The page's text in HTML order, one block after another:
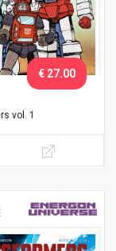
vol. 1
€ 27.00